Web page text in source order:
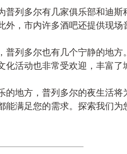
普列多尔有几家俱乐部和迪
，市内许多酒吧还提供现场
普列多尔也有几个宁静的地
活动也非常受欢迎，丰富了
的地方，普列多尔的夜生活
满足您的需求。探索我们